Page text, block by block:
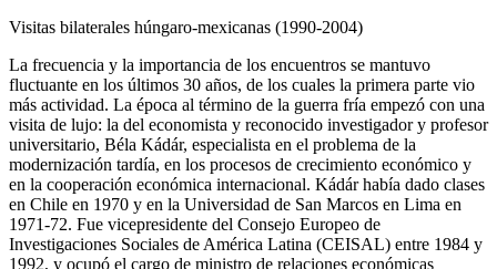
Visitas bilaterales húngaro-mexicanas (1990-2004)
La frecuencia y la importancia de los encuentros se mantuvo
fluctuante en los últimos 30 años, de los cuales la primera parte vio
más actividad. La época al término de la guerra fría empezó con una
visita de lujo: la del economista y reconocido investigador y profesor
universitario, Béla Kádár, especialista en el problema de la
modernización tardía, en los procesos de crecimiento económico y
en la cooperación económica internacional. Kádár había dado clases
en Chile en 1970 y en la Universidad de San Marcos en Lima en
1971-72. Fue vicepresidente del Consejo Europeo de
Investigaciones Sociales de América Latina (CEISAL) entre 1984 y
1992, y ocupó el cargo de ministro de relaciones económicas